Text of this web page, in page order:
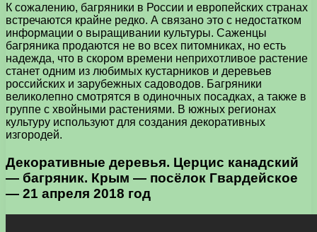
К сожалению, багряники в России и европейских странах
встречаются крайне редко. А связано это с недостатком
информации о выращивании культуры. Саженцы
багряника продаются не во всех питомниках, но есть
надежда, что в скором времени неприхотливое растение
станет одним из любимых кустарников и деревьев
российских и зарубежных садоводов. Багряники
великолепно смотрятся в одиночных посадках, а также в
группе с хвойными растениями. В южных регионах
культуру используют для создания декоративных
изгородей.
Декоративные деревья. Церцис канадский
— багряник. Крым — посёлок Гвардейское
— 21 апреля 2018 год